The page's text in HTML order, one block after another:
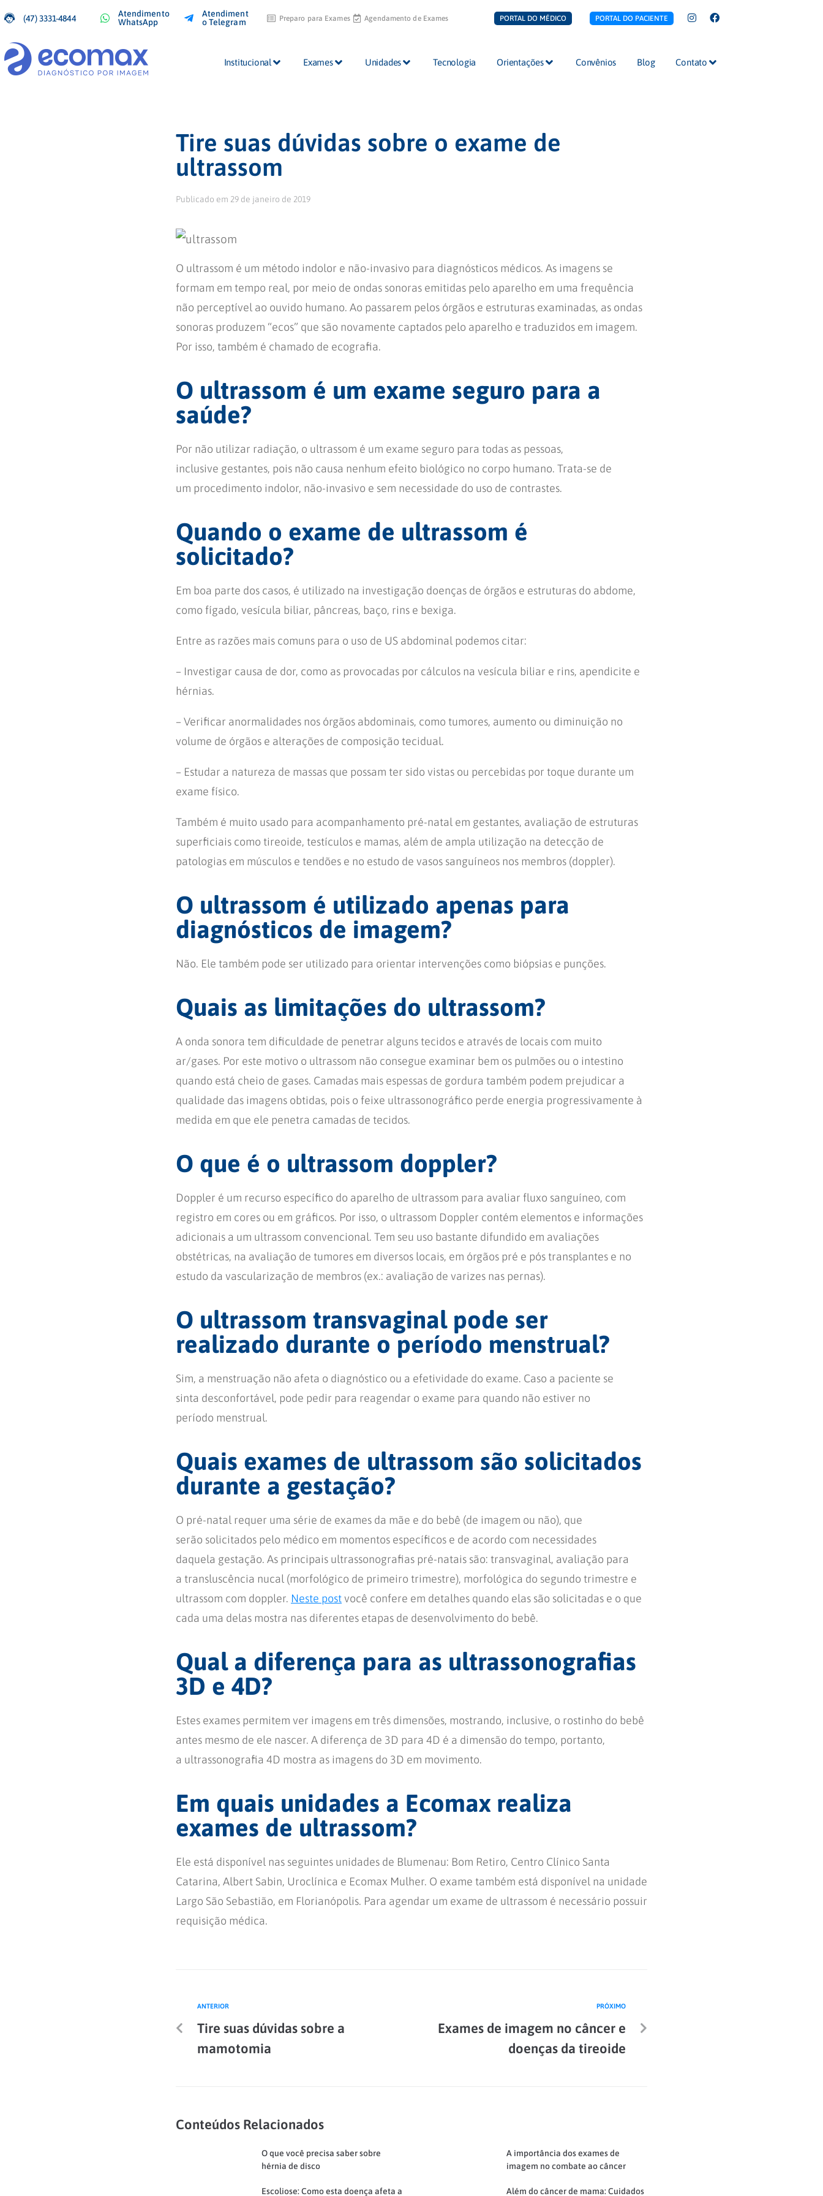
(47) 3331-4844
Atendimento
WhatsApp
Atendiment
o Telegram
Preparo para Exames Agendamento de Exames PORTAL DO MÉDICO PORTAL DO PACIENTE
Institucional Exames Unidades Tecnologia Orientações Convênios Blog Contato
Tire suas dúvidas sobre o exame de
ultrassom
Publicado em 29 de janeiro de 2019
O ultrassom é um método indolor e não-invasivo para diagnósticos médicos. As imagens se
formam em tempo real, por meio de ondas sonoras emitidas pelo aparelho em uma frequência
não perceptível ao ouvido humano. Ao passarem pelos órgãos e estruturas examinadas, as ondas
sonoras produzem “ecos” que são novamente captados pelo aparelho e traduzidos em imagem.
Por isso, também é chamado de ecografia.
O ultrassom é um exame seguro para a
saúde?
Por não utilizar radiação, o ultrassom é um exame seguro para todas as pessoas,
inclusive gestantes, pois não causa nenhum efeito biológico no corpo humano. Trata-se de
um procedimento indolor, não-invasivo e sem necessidade do uso de contrastes.
Quando o exame de ultrassom é
solicitado?
Em boa parte dos casos, é utilizado na investigação doenças de órgãos e estruturas do abdome,
como fígado, vesícula biliar, pâncreas, baço, rins e bexiga.
Entre as razões mais comuns para o uso de US abdominal podemos citar:
– Investigar causa de dor, como as provocadas por cálculos na vesícula biliar e rins, apendicite e
hérnias.
– Verificar anormalidades nos órgãos abdominais, como tumores, aumento ou diminuição no
volume de órgãos e alterações de composição tecidual.
– Estudar a natureza de massas que possam ter sido vistas ou percebidas por toque durante um
exame físico.
Também é muito usado para acompanhamento pré-natal em gestantes, avaliação de estruturas
superficiais como tireoide, testículos e mamas, além de ampla utilização na detecção de
patologias em músculos e tendões e no estudo de vasos sanguíneos nos membros (doppler).
O ultrassom é utilizado apenas para
diagnósticos de imagem?
Não. Ele também pode ser utilizado para orientar intervenções como biópsias e punções.
Quais as limitações do ultrassom?
A onda sonora tem dificuldade de penetrar alguns tecidos e através de locais com muito
ar/gases. Por este motivo o ultrassom não consegue examinar bem os pulmões ou o intestino
quando está cheio de gases. Camadas mais espessas de gordura também podem prejudicar a
qualidade das imagens obtidas, pois o feixe ultrassonográfico perde energia progressivamente à
medida em que ele penetra camadas de tecidos.
O que é o ultrassom doppler?
Doppler é um recurso específico do aparelho de ultrassom para avaliar fluxo sanguíneo, com
registro em cores ou em gráficos. Por isso, o ultrassom Doppler contém elementos e informações
adicionais a um ultrassom convencional. Tem seu uso bastante difundido em avaliações
obstétricas, na avaliação de tumores em diversos locais, em órgãos pré e pós transplantes e no
estudo da vascularização de membros (ex.: avaliação de varizes nas pernas).
O ultrassom transvaginal pode ser
realizado durante o período menstrual?
Sim, a menstruação não afeta o diagnóstico ou a efetividade do exame. Caso a paciente se
sinta desconfortável, pode pedir para reagendar o exame para quando não estiver no
período menstrual.
Quais exames de ultrassom são solicitados
durante a gestação?
O pré-natal requer uma série de exames da mãe e do bebê (de imagem ou não), que
serão solicitados pelo médico em momentos específicos e de acordo com necessidades
daquela gestação. As principais ultrassonografias pré-natais são: transvaginal, avaliação para
a transluscência nucal (morfológico de primeiro trimestre), morfológica do segundo trimestre e
ultrassom com doppler. Neste postvocê confere em detalhes quando elas são solicitadas e o que
cada uma delas mostra nas diferentes etapas de desenvolvimento do bebê.
Qual a diferença para as ultrassonografias
3D e 4D?
Estes exames permitem ver imagens em três dimensões, mostrando, inclusive, o rostinho do bebê
antes mesmo de ele nascer. A diferença de 3D para 4D é a dimensão do tempo, portanto,
a ultrassonografia 4D mostra as imagens do 3D em movimento.
Em quais unidades a Ecomax realiza
exames de ultrassom?
Ele está disponível nas seguintes unidades de Blumenau: Bom Retiro, Centro Clínico Santa
Catarina, Albert Sabin, Uroclínica e Ecomax Mulher. O exame também está disponível na unidade
Largo São Sebastião, em Florianópolis. Para agendar um exame de ultrassom é necessário possuir
requisição médica.
ANTERIOR
Tire suas dúvidas sobre a
mamotomia
PRÓXIMO
Exames de imagem no câncer e
doenças da tireoide
Conteúdos Relacionados
O que você precisa saber sobre
hérnia de disco
A importância dos exames de
imagem no combate ao câncer
Escoliose: Como esta doença afeta a Além do câncer de mama: Cuidados